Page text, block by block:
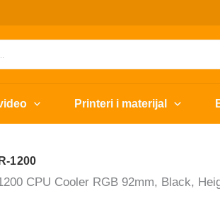
Printeri i materijal
1200
CPU Cooler RGB 92mm, Black,